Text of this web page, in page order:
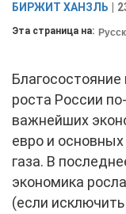
БИРЖИТ ХАНЗЛЬ
Эта страница на:
роста России
важнейших
евро и
газа. В
экономика
(если